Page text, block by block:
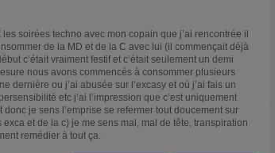
soirées techno avec mon copain que j’ai rencontrée il
de la MD et de la C avec lui (il commençait déjà
c’était vraiment festif et c’était seulement un demi
nous avons commencés à consommer plusieurs
dernière ou j’ai abusée sur l’excasy et où j’ai fais un
etc j’ai l’impression que c’est uniquement
je sens l’emprise se refermer tout doucement sur
et de la c) je me sens mal, mal de tête, transpiration
remédier à tout ça.